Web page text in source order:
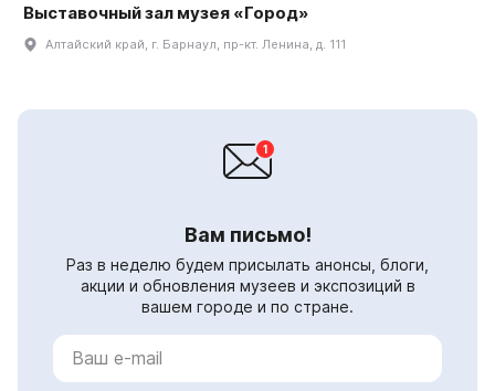
Выставочный зал музея «Город»
Алтайский край, г. Барнаул, пр-кт. Ленина, д. 111
Вам письмо!
Раз в неделю будем присылать анонсы, блоги,
акции и обновления музеев и экспозиций в
вашем городе и по стране.